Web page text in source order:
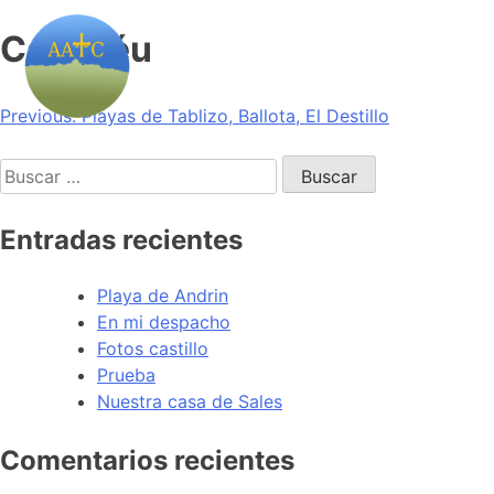
Cadavéu
Navegación
de
entradas
Previous: Playas de Tablizo, Ballota, El Destillo
Buscar:
Entradas recientes
Playa de Andrin
En mi despacho
Fotos castillo
Prueba
Nuestra casa de Sales
Comentarios recientes